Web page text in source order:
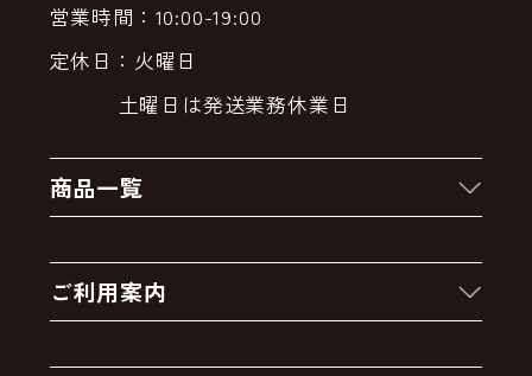
営業時間：10:00-19:00
定休日：火曜日
土曜日は発送業務休業日
商品一覧
クーポン
卸販売・大量注文
ご利用案内